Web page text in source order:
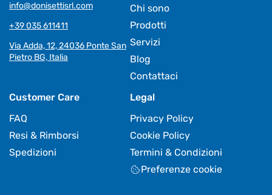
info@donisettisrl.com
+39 035 611411
Via Adda, 12, 24036 Ponte San
Pietro BG, Italia
Chi sono
Prodotti
Servizi
Blog
Contattaci
Customer Care
FAQ
Resi & Rimborsi
Spedizioni
Legal
Privacy Policy
Cookie Policy
Termini & Condizioni
Preferenze cookie